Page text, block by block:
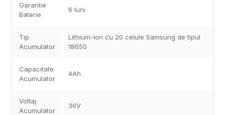
Garantie
Baterie
6 luni
Tip
Acumulator
Lithium-Ion cu 20 celule Samsung de tipul
18650
Capacitate
Acumulator
4Ah
Voltaj
Acumulator
36V